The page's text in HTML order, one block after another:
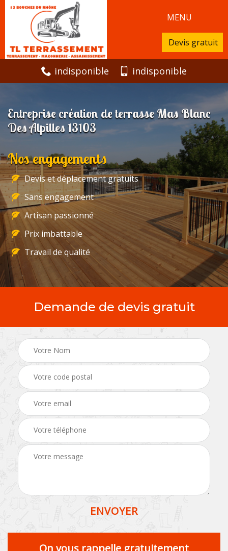
MENU
Devis gratuit
indisponible indisponible
Entreprise création de terrasse Mas Blanc
Des Alpilles 13103
Nos engagements
Devis et déplacement gratuits
Sans engagement
Artisan passionné
Prix imbattable
Travail de qualité
Demande de devis gratuit
On vous rappelle gratuitement